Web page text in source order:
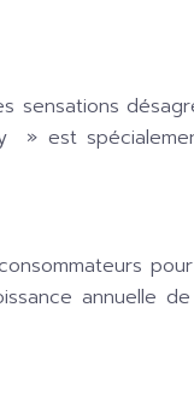
sensations
» est
annuelle